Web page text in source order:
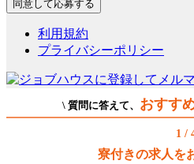
利用規約
プライバシーポリシー
\ 質問に答えて、 おすす
1 /
寮付きの求人を